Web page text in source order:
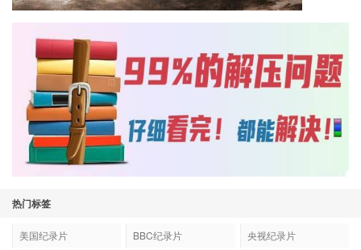
热门标签
美国纪录片 BBC纪录片
央视纪录片